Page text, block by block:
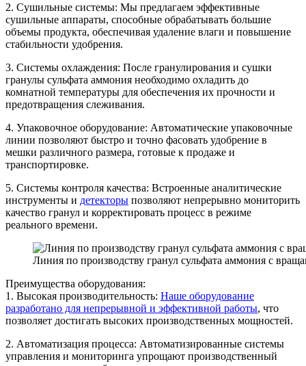
2. Сушильные системы: Мы предлагаем эффективные
сушильные аппараты, способные обрабатывать большие
объемы продукта, обеспечивая удаление влаги и повышение
стабильности удобрения.
3. Системы охлаждения: После гранулирования и сушки
гранулы сульфата аммония необходимо охладить до
комнатной температуры для обеспечения их прочности и
предотвращения слеживания.
4. Упаковочное оборудование: Автоматические упаковочные
линии позволяют быстро и точно фасовать удобрение в
мешки различного размера, готовые к продаже и
транспортировке.
5. Системы контроля качества: Встроенные аналитические
инструменты и детекторы позволяют непрерывно мониторить
качество гранул и корректировать процесс в режиме
реального времени.
Линия по производству гранул сульфата аммония с
Преимущества оборудования:
1. Высокая производительность: Наше оборудование
разработано для непрерывной и эффективной работы, что
позволяет достигать высоких производственных мощностей.
2. Автоматизация процесса: Автоматизированные системы
управления и мониторинга упрощают производственный